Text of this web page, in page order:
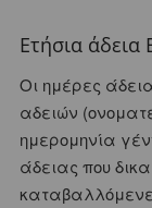
Ετήσια άδεια
Οι ημέρες
αδειών
ημερομηνία
άδειας που